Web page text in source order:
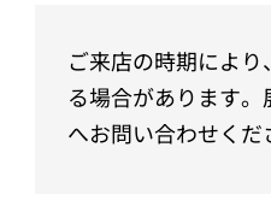
ご来店の時期によ
る場合があります
へお問い合わせくだ